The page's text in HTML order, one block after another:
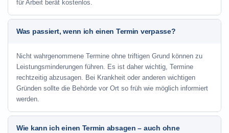
für Arbeit berät kostenlos.
Was passiert, wenn ich einen Termin verpasse?
Nicht wahrgenommene Termine ohne triftigen Grund können zu
Leistungsminderungen führen. Es ist daher wichtig, Termine
rechtzeitig abzusagen. Bei Krankheit oder anderen wichtigen
Gründen sollte die Behörde vor Ort so früh wie möglich informiert
werden.
Wie kann ich einen Termin absagen – auch ohne